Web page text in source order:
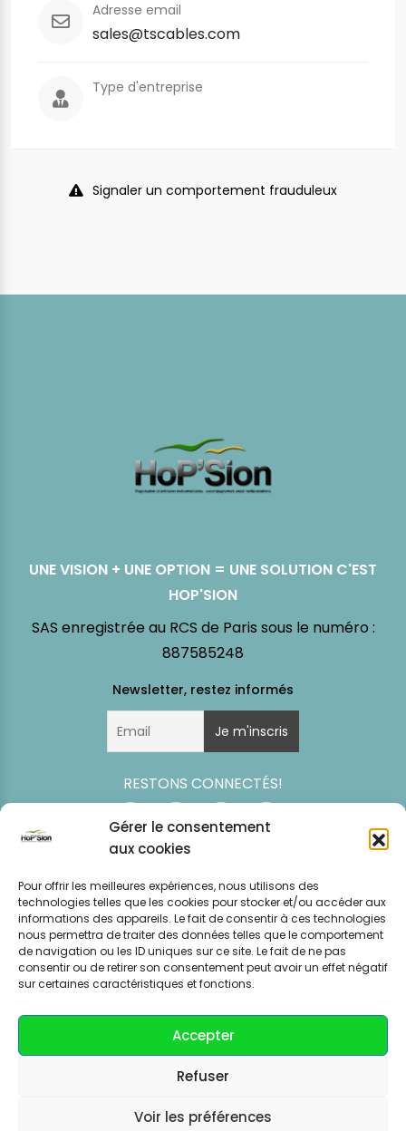
Gérer le consentement
aux cookies
Pour offrir les meilleures expériences, nous utilisons des
technologies telles que les cookies pour stocker et/ou accéder aux
informations des appareils. Le fait de consentir à ces technologies
nous permettra de traiter des données telles que le comportement
de navigation ou les ID uniques sur ce site. Le fait de ne pas
consentir ou de retirer son consentement peut avoir un effet négatif
sur certaines caractéristiques et fonctions.
Accepter
Refuser
Voir les préférences
Adresse email
sales@tscables.com
Type d'entreprise
Signaler un comportement frauduleux
UNE VISION + UNE OPTION = UNE SOLUTION C'EST
HOP'SION
SAS enregistrée au RCS de Paris sous le numéro :
887585248
RESTONS CONNECTÉS!
Simulation
tarifaire
Event
News
Mentions légales
CGV – CGU
Politique de